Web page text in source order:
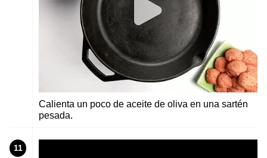
Calienta un poco de aceite de oliva en una sartén
pesada.
11